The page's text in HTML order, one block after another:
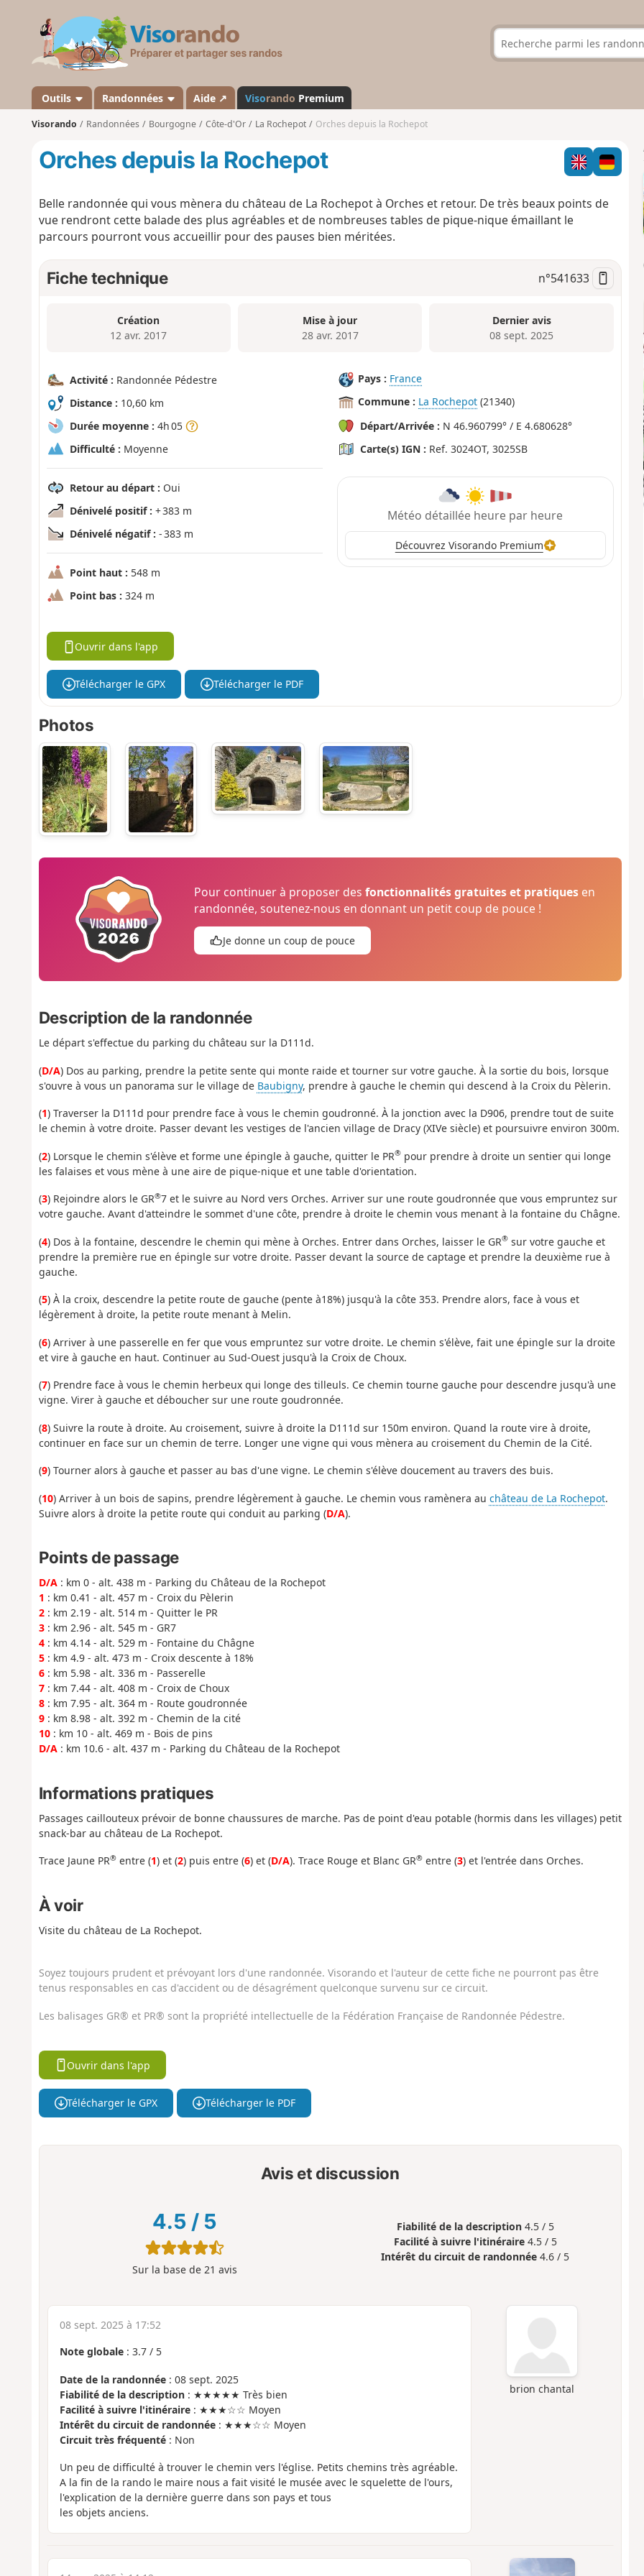
s
a
n
d
Outils Randonnées Aide ↗ Visorando Premium
Visorando Randonnées Bourgogne Côte-d'Or La Rochepot Orches depuis la Rochepot
Orches depuis la Rochepot
Belle randonnée qui vous mènera du château de La Rochepot à Orches et retour. De très beaux points de
vue rendront cette balade des plus agréables et de nombreuses tables de pique-nique émaillant le
parcours pourront vous accueillir pour des pauses bien méritées.
Fiche technique n°541633
Création
12 avr. 2017
Mise à jour
28 avr. 2017
Dernier avis
08 sept. 2025
Activité : Randonnée Pédestre
Distance : 10,60 km
Durée moyenne : 4h 05
Difficulté : Moyenne
Retour au départ : Oui
Dénivelé positif : + 383 m
Dénivelé négatif : - 383 m
Point haut : 548 m
Point bas : 324 m
Pays : France
Commune : La Rochepot (21340)
Départ/Arrivée : N 46.960799° / E 4.680628°
Carte(s) IGN : Ref. 3024OT, 3025SB
Météo détaillée heure par heure
Découvrez Visorando Premium
Ouvrir dans l'app
Télécharger le GPX Télécharger le PDF
Photos
Pour continuer à proposer desfonctionnalités gratuites et pratiques en
randonnée, soutenez-nous en donnant un petit coup de pouce !
Je donne un coup de pouce
Description de la randonnée
Le départ s'effectue du parking du château sur la D111d.
(D/A) Dos au parking, prendre la petite sente qui monte raide et tourner sur votre gauche. À la sortie du bois, lorsque
s'ouvre à vous un panorama sur le village de Baubigny, prendre à gauche le chemin qui descend à la Croix du Pèlerin.
(1) Traverser la D111d pour prendre face à vous le chemin goudronné. À la jonction avec la D906, prendre tout de suite
le chemin à votre droite. Passer devant les vestiges de l'ancien village de Dracy (XIVe siècle) et poursuivre environ 300m.
(2) Lorsque le chemin s'élève et forme une épingle à gauche, quitter le PR®pour prendre à droite un sentier qui longe
les falaises et vous mène à une aire de pique-nique et une table d'orientation.
(3) Rejoindre alors le GR®7 et le suivre au Nord vers Orches. Arriver sur une route goudronnée que vous empruntez sur
votre gauche. Avant d'atteindre le sommet d'une côte, prendre à droite le chemin vous menant à la fontaine du Châgne.
(4) Dos à la fontaine, descendre le chemin qui mène à Orches. Entrer dans Orches, laisser le GR®sur votre gauche et
prendre la première rue en épingle sur votre droite. Passer devant la source de captage et prendre la deuxième rue à
gauche.
(5) À la croix, descendre la petite route de gauche (pente à18%) jusqu'à la côte 353. Prendre alors, face à vous et
légèrement à droite, la petite route menant à Melin.
(6) Arriver à une passerelle en fer que vous empruntez sur votre droite. Le chemin s'élève, fait une épingle sur la droite
et vire à gauche en haut. Continuer au Sud-Ouest jusqu'à la Croix de Choux.
(7) Prendre face à vous le chemin herbeux qui longe des tilleuls. Ce chemin tourne gauche pour descendre jusqu'à une
vigne. Virer à gauche et déboucher sur une route goudronnée.
(8) Suivre la route à droite. Au croisement, suivre à droite la D111d sur 150m environ. Quand la route vire à droite,
continuer en face sur un chemin de terre. Longer une vigne qui vous mènera au croisement du Chemin de la Cité.
(9) Tourner alors à gauche et passer au bas d'une vigne. Le chemin s'élève doucement au travers des buis.
(10) Arriver à un bois de sapins, prendre légèrement à gauche. Le chemin vous ramènera au château de La Rochepot.
Suivre alors à droite la petite route qui conduit au parking (D/A).
Points de passage
D/A: km 0 - alt. 438 m - Parking du Château de la Rochepot
1 : km 0.41 - alt. 457 m - Croix du Pèlerin
2: km 2.19 - alt. 514 m - Quitter le PR
3: km 2.96 - alt. 545 m - GR7
4: km 4.14 - alt. 529 m - Fontaine du Châgne
5: km 4.9 - alt. 473 m - Croix descente à 18%
6: km 5.98 - alt. 336 m - Passerelle
7: km 7.44 - alt. 408 m - Croix de Choux
8: km 7.95 - alt. 364 m - Route goudronnée
9: km 8.98 - alt. 392 m - Chemin de la cité
10: km 10 - alt. 469 m - Bois de pins
D/A: km 10.6 - alt. 437 m - Parking du Château de la Rochepot
Informations pratiques
Passages caillouteux prévoir de bonne chaussures de marche. Pas de point d'eau potable (hormis dans les villages) petit
snack-bar au château de La Rochepot.
Trace Jaune PR®entre (1) et (2) puis entre (6) et (D/A). Trace Rouge et Blanc GR®entre (3) et l'entrée dans Orches.
À voir
Visite du château de La Rochepot.
Soyez toujours prudent et prévoyant lors d'une randonnée. Visorando et l'auteur de cette fiche ne pourront pas être
tenus responsables en cas d'accident ou de désagrément quelconque survenu sur ce circuit.
Les balisages GR® et PR® sont la propriété intellectuelle de la Fédération Française de Randonnée Pédestre.
Ouvrir dans l'app
Télécharger le GPX Télécharger le PDF
Avis et discussion
4.5 / 5
Sur la base de 21 avis
Fiabilité de la description 4.5 / 5
Facilité à suivre l'itinéraire 4.5 / 5
Intérêt du circuit de randonnée 4.6 / 5
brion chantal
08 sept. 2025 à 17:52
Note globale: 3.7/ 5
Date de la randonnée: 08 sept. 2025
Fiabilité de la description: ★★★★★ Très bien
Facilité à suivre l'itinéraire: ★★★☆☆ Moyen
Intérêt du circuit de randonnée: ★★★☆☆ Moyen
Circuit très fréquenté: Non
Un peu de difficulté à trouver le chemin vers l'église. Petits chemins très agréable.
A la fin de la rando le maire nous a fait visité le musée avec le squelette de l'ours,
l'explication de la dernière guerre dans son pays et tous
les objets anciens.